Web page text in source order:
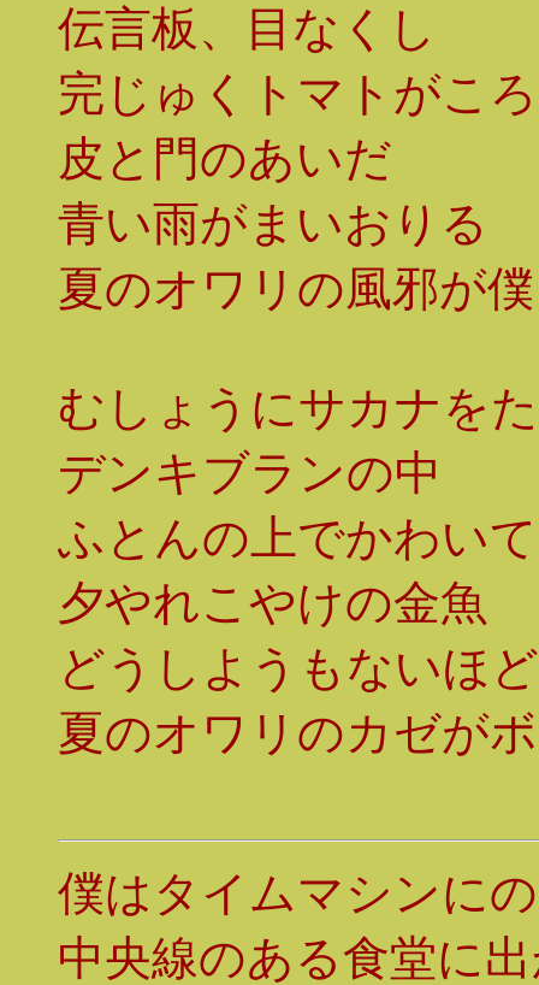
伝言板、目なくし
完じゅくトマトがこ
皮と門のあいだ
青い雨がまいおりる
夏のオワリの風邪が
むしょうにサカナを
デンキブランの中
ふとんの上でかわい
夕やれこやけの金魚
どうしようもないほ
夏のオワリのカゼが
僕はタイムマシンに
中央線のある食堂に